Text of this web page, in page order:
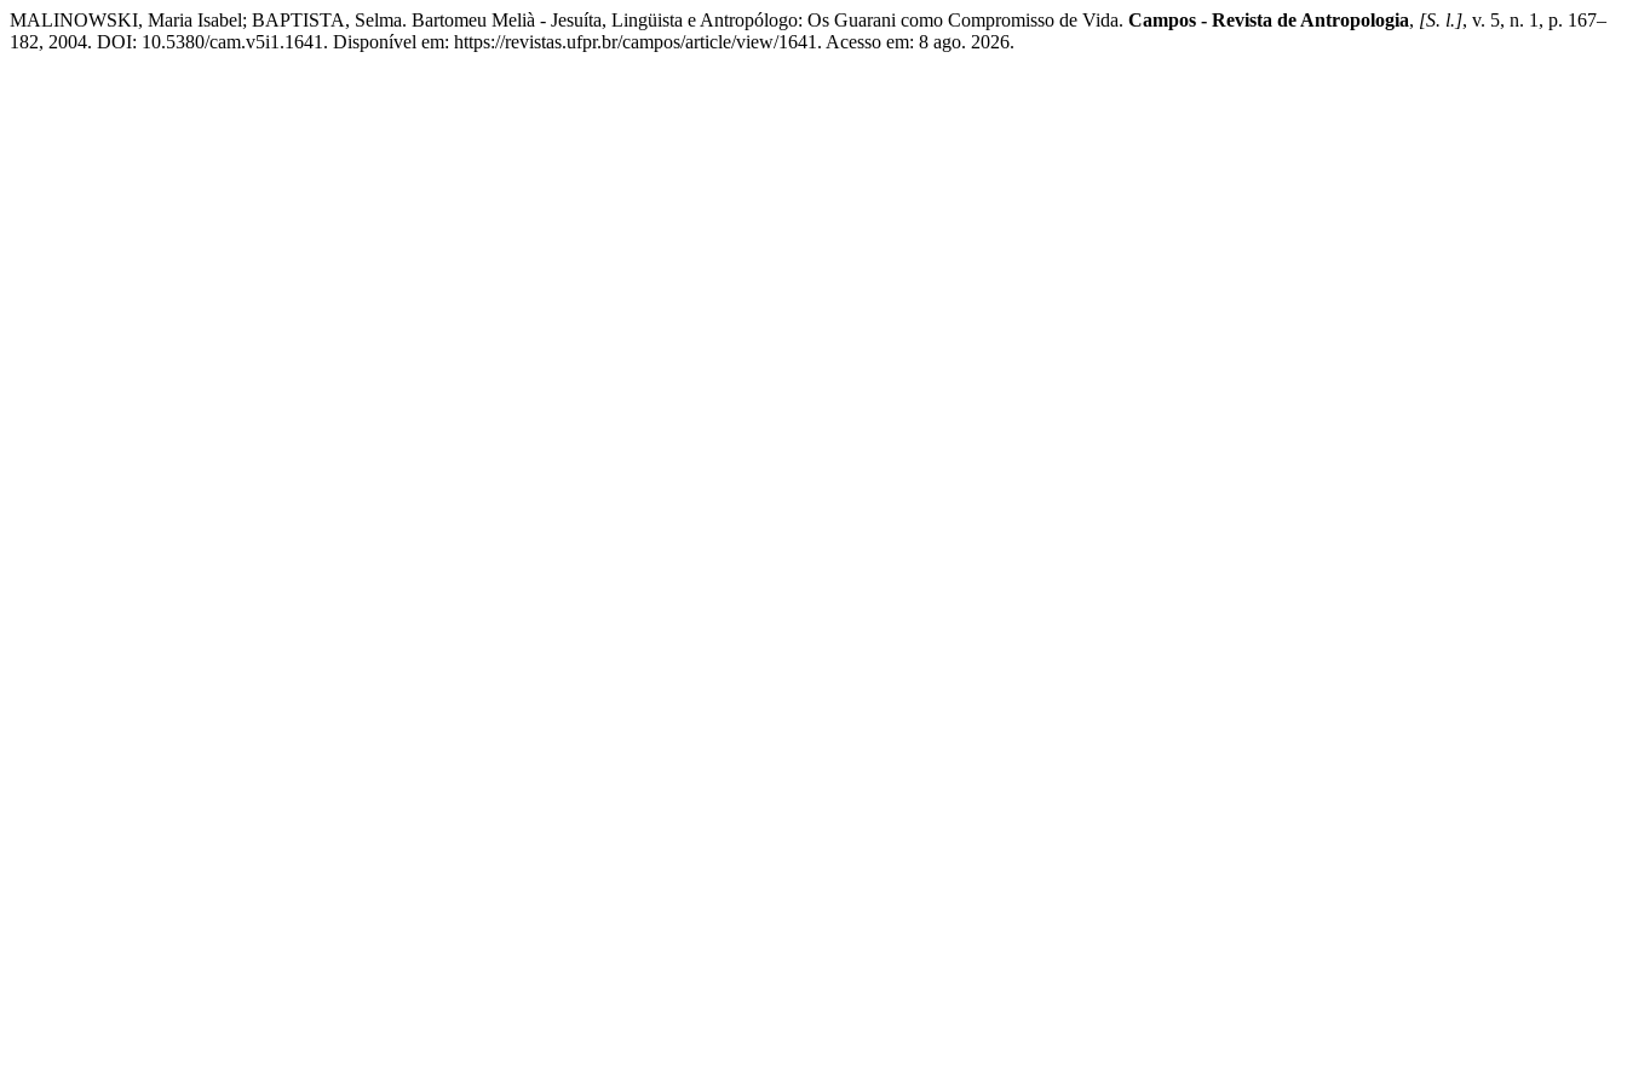
MALINOWSKI, Maria Isabel; BAPTISTA, Selma. Bartomeu Melià - Jesuíta, Lingüista e Antropólogo: Os Guarani como Compromisso de Vida. Campos - Revista de Antropologia, [S. l.], v. 5, n. 1, p. 167–
182, 2004. DOI: 10.5380/cam.v5i1.1641. Disponível em: https://revistas.ufpr.br/campos/article/view/1641. Acesso em: 8 ago. 2026.